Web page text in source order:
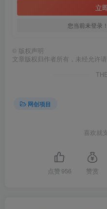
立
您当前未登录
© 版权声明
文章版权归作者所有，未经允许请
网创项目
喜欢就
点赞 956 赞赏